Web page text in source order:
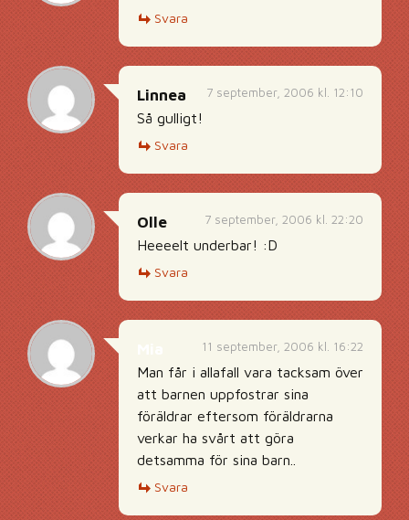
Svara
7 september, 2006 kl. 12:10
Linnea
Så gulligt!
Svara
7 september, 2006 kl. 22:20
Olle
Heeeelt underbar! :D
Svara
11 september, 2006 kl. 16:22
Man får i allafall vara tacksam över
att barnen uppfostrar sina
föräldrar eftersom föräldrarna
verkar ha svårt att göra
detsamma för sina barn..
Svara